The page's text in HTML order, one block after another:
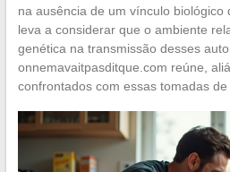
na ausência de um vínculo biológico
leva a considerar que o ambiente
genética na transmissão desses
onnemavaitpasditque.com reúne,
confrontados com essas tomadas de